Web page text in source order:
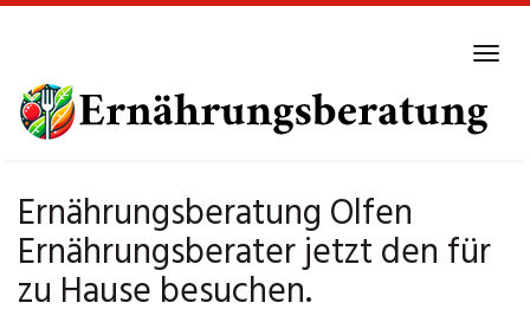
main
content
Ernährungsberatung Olfen
Ernährungsberater jetzt den für
zu Hause besuchen.